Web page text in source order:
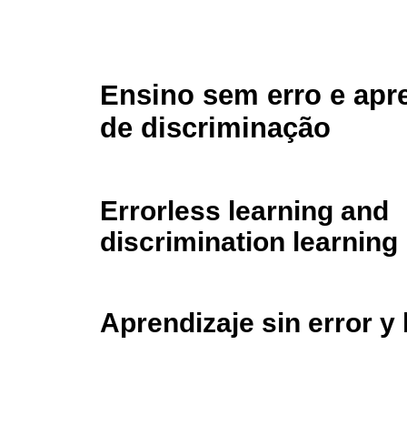
Ensino sem erro e
de discriminação
Errorless learning and
discrimination learning
Aprendizaje sin error